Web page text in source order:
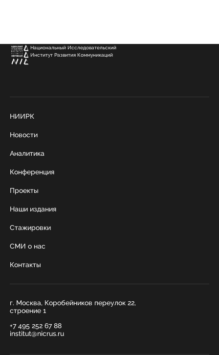
Национальный Исследовательский
Институт Развития Коммуникаций
НИИРК
Новости
Аналитика
Конференция
Проекты
Наши издания
Стажировки
СМИ о нас
Контакты
г. Москва, Коробейников переулок 22,
строение 1
+7 495 252 67 88
institut@nicrus.ru